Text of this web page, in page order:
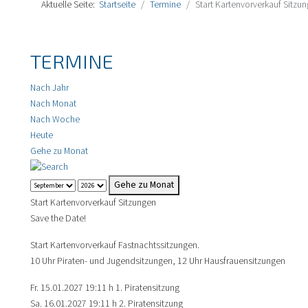
Aktuelle Seite: Startseite Termine Start Kartenvorverkauf
TERMINE
Nach Jahr
Nach Monat
Nach Woche
Heute
Gehe zu Monat
Gehe zu Monat
Start Kartenvorverkauf Sitzungen
Save the Date!
Start Kartenvorverkauf Fastnachtssitzungen.
10 Uhr Piraten- und Jugendsitzungen, 12 Uhr Hausfrauensitzungen
Fr. 15.01.2027 19:11 h 1. Piratensitzung
Sa. 16.01.2027 19:11 h 2. Piratensitzung